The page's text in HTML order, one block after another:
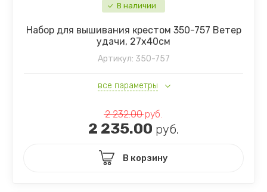
В наличии
Набор для вышивания крестом 350-757 Ветер
удачи, 27х40см
Артикул: 350-757
все параметры
2 232.00руб.
2 235.00 руб.
В корзину